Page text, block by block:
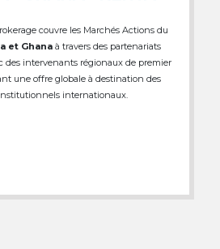
couvre les Marchés Actions du
et Ghana à travers des partenariats
des intervenants régionaux de premier
une offre globale à destination des
internationaux.